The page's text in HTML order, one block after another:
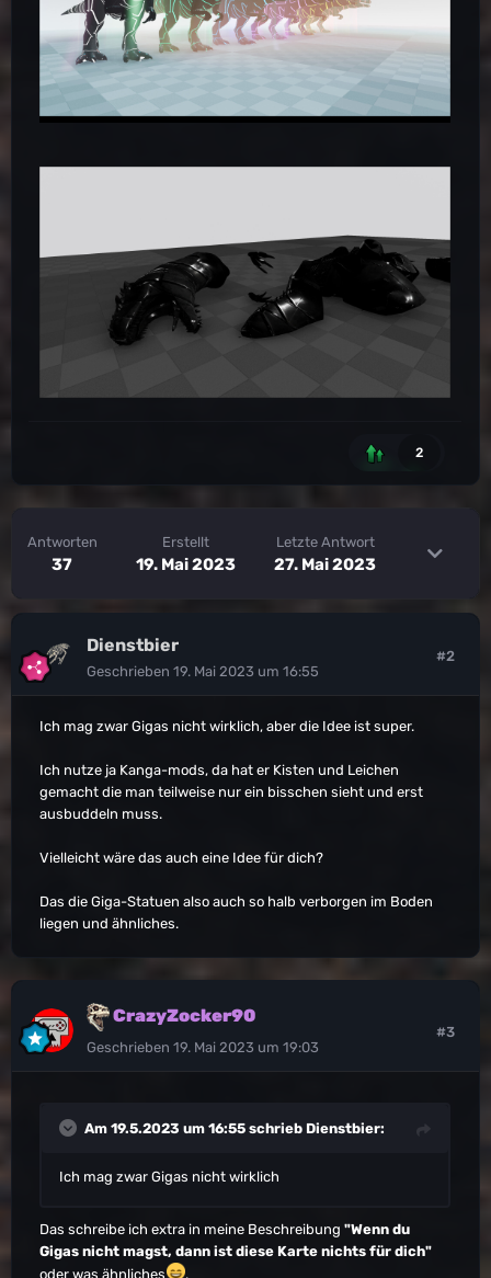
2
Antworten
37
Erstellt
19. Mai 2023
Letzte Antwort
27. Mai 2023
Dienstbier
Geschrieben 19. Mai 2023 um 16:55
#2
Ich mag zwar Gigas nicht wirklich, aber die Idee ist super.
Ich nutze ja Kanga-mods, da hat er Kisten und Leichen
gemacht die man teilweise nur ein bisschen sieht und erst
ausbuddeln muss.
Vielleicht wäre das auch eine Idee für dich?
Das die Giga-Statuen also auch so halb verborgen im Boden
liegen und ähnliches.
CrazyZocker90
Geschrieben 19. Mai 2023 um 19:03
#3
Am 19.5.2023 um 16:55 schrieb Dienstbier:
Ich mag zwar Gigas nicht wirklich
Das schreibe ich extra in meine Beschreibung "Wenn du
Gigas nicht magst, dann ist diese Karte nichts für dich"
oder was ähnliches
.